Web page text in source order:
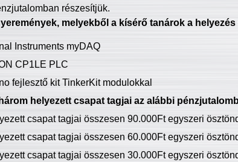
részesítjük.
melyekből a kísérő tanárok a
Instruments myDAQ
CP1LE PLC
fejlesztő kit TinkerKit modulokkal
helyezett csapat tagjai az alábbi
csapat tagjai összesen 90.000Ft egyszeri
csapat tagjai összesen 60.000Ft egyszeri
csapat tagjai összesen 30.000Ft egyszeri